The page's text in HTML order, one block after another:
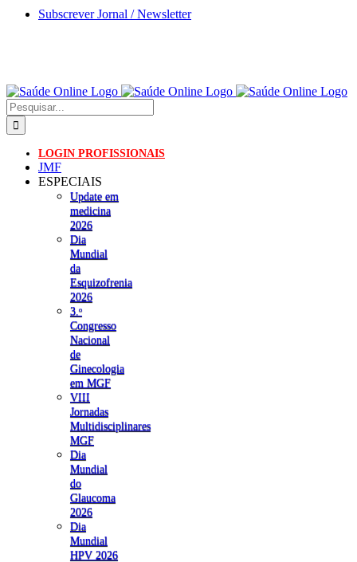
Skip
Subscrever Jornal / Newsletter
Pesquisar
LOGIN PROFISSIONAIS
JMF
ESPECIAIS
Update em
medicina
2026
Dia
Mundial
da
Esquizofrenia
2026
3.ᵒ
Congresso
Nacional
de
Ginecologia
em MGF
VIII
Jornadas
Multidisciplinares
MGF
Dia
Mundial
do
Glaucoma
2026
Dia
Mundial
HPV 2026